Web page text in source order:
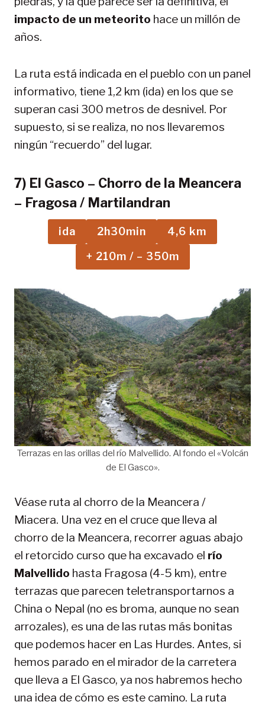
impacto de un meteorito hace un millón de
años.
La ruta está indicada en el pueblo con un panel
informativo, tiene 1,2 km (ida) en los que se
superan casi 300 metros de desnivel. Por
supuesto, si se realiza, no nos llevaremos
ningún “recuerdo” del lugar.
7) El Gasco – Chorro de la Meancera
– Fragosa / Martilandran
ida 2h30min 4,6 km
+ 210m / – 350m
Terrazas en las orillas del río Malvellido. Al fondo el «Volcán
de El Gasco».
Véase ruta al chorro de la Meancera /
Miacera. Una vez en el cruce que lleva al
chorro de la Meancera, recorrer aguas abajo
el retorcido curso que ha excavado el río
Malvellido hasta Fragosa (4-5 km), entre
terrazas que parecen teletransportarnos a
China o Nepal (no es broma, aunque no sean
arrozales), es una de las rutas más bonitas
que podemos hacer en Las Hurdes. Antes, si
hemos parado en el mirador de la carretera
que lleva a El Gasco, ya nos habremos hecho
una idea de cómo es este camino. La ruta